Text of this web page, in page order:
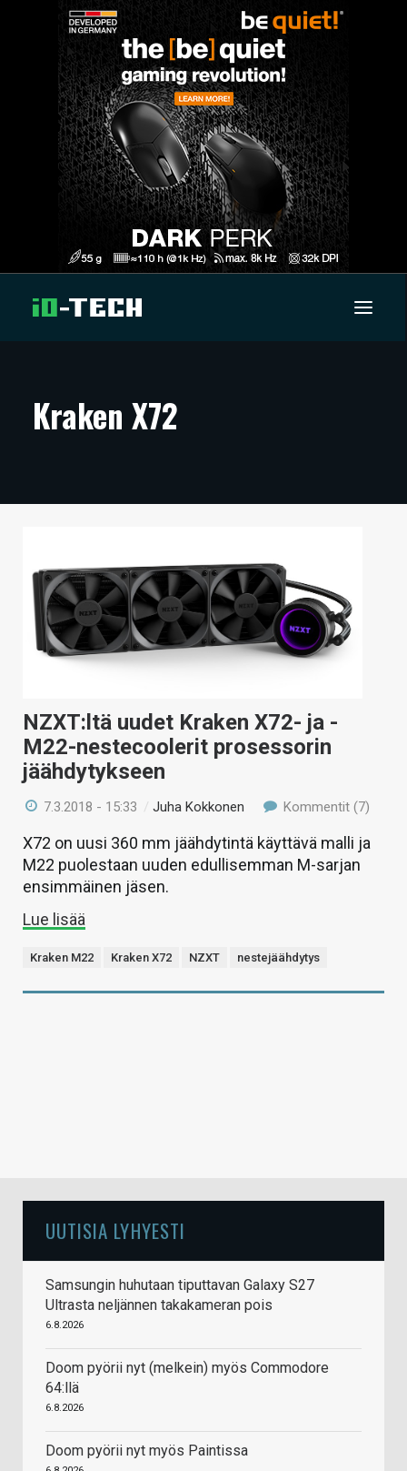
ARTIKKELIT
TECHBBS
HINTA.FI
KAUPPA
VAIHDA TEEMA
HAKU
Kraken X72
NZXT:ltä uudet Kraken X72- ja -
M22-nestecoolerit prosessorin
jäähdytykseen
7.3.2018 - 15:33 /Juha Kokkonen Kommentit (7)
X72 on uusi 360 mm jäähdytintä käyttävä malli ja
M22 puolestaan uuden edullisemman M-sarjan
ensimmäinen jäsen.
Lue lisää
Kraken M22 Kraken X72 NZXT nestejäähdytys
UUTISIA LYHYESTI
Samsungin huhutaan tiputtavan Galaxy S27
Ultrasta neljännen takakameran pois
6.8.2026
Doom pyörii nyt (melkein) myös Commodore
64:llä
6.8.2026
Doom pyörii nyt myös Paintissa